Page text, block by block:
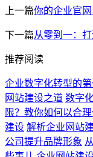
上一篇你的企业官
下一篇从零到一：
推荐阅读
企业数字化转型的
网站建设之道 数字
限？教你如何以合
建设 解析企业网站
公司提升品牌形象